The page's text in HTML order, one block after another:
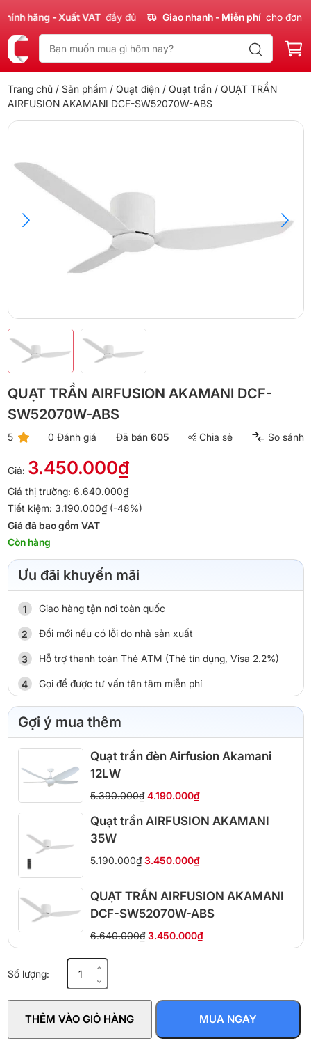
hãng - Xuất VAT đầy đủ Giao nhanh - Miễn phí cho đơn
Trang chủ / Sản phẩm / Quạt điện / Quạt trần / QUẠT TRẦN
AIRFUSION AKAMANI DCF-SW52070W-ABS
QUẠT TRẦN AIRFUSION AKAMANI DCF-
SW52070W-ABS
5 0 Đánh giá Đã bán 605 Chia sẻ So sánh
Giá: 3.450.000₫
Giá thị trường:6.640.000₫
Tiết kiệm: 3.190.000₫ (-48%)
Giá đã bao gồm VAT
Còn hàng
Ưu đãi khuyến mãi
Giao hàng tận nơi toàn quốc
Đổi mới nếu có lỗi do nhà sản xuất
Hỗ trợ thanh toán Thẻ ATM (Thẻ tín dụng, Visa 2.2%)
Gọi để được tư vấn tận tâm miễn phí
Gợi ý mua thêm
Quạt trần đèn Airfusion Akamani
12LW
5.390.000₫ 4.190.000₫
Quạt trần AIRFUSION AKAMANI
35W
5.190.000₫ 3.450.000₫
QUẠT TRẦN AIRFUSION AKAMANI
DCF-SW52070W-ABS
6.640.000₫ 3.450.000₫
Số lượng:
QUẠT
TRẦN
DCF-
SW52070W-
THÊM VÀO GIỎ HÀNG MUA NGAY